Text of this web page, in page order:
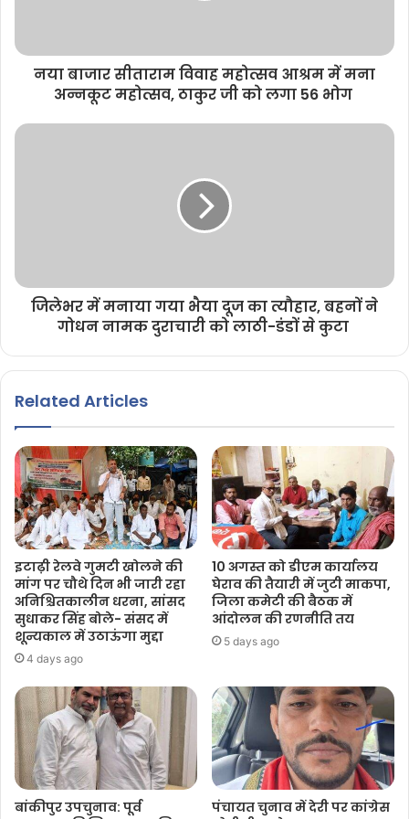
नया बाजार सीताराम विवाह महोत्सव आश्रम में मना
अन्नकूट महोत्सव, ठाकुर जी को लगा 56 भोग
जिलेभर में मनाया गया भैया दूज का त्यौहार, बहनों ने
गोधन नामक दुराचारी को लाठी-डंडों से कुटा
Related Articles
इटाढ़ी रेलवे गुमटी खोलने की
मांग पर चौथे दिन भी जारी रहा
अनिश्चितकालीन धरना, सांसद
सुधाकर सिंह बोले- संसद में
शून्यकाल में उठाऊंगा मुद्दा
4 days ago
10 अगस्त को डीएम कार्यालय
घेराव की तैयारी में जुटी माकपा,
जिला कमेटी की बैठक में
आंदोलन की रणनीति तय
5 days ago
बांकीपुर उपचुनाव: पूर्व
पंचायत चुनाव में देरी पर कांग्रेस